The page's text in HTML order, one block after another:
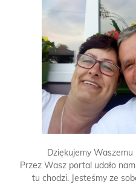
Dziękujemy
Przez Wasz portal udało
tu chodzi. Jesteśmy ze